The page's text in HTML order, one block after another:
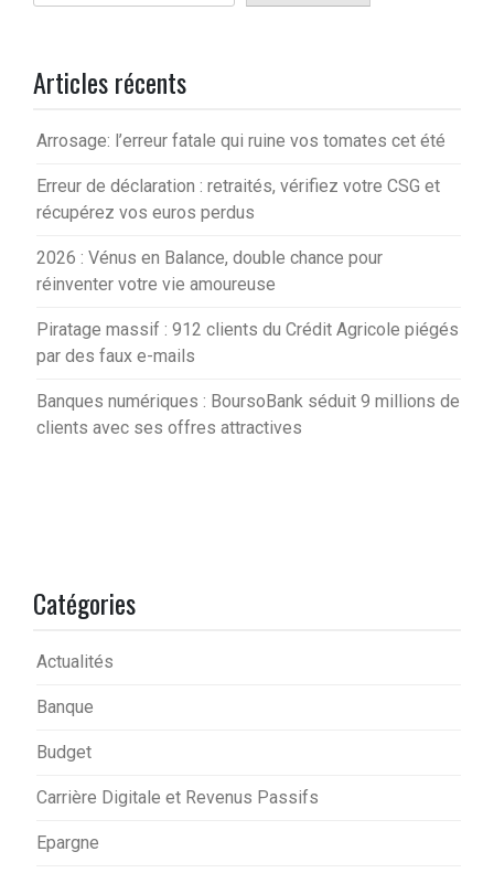
Articles récents
Arrosage: l’erreur fatale qui ruine vos tomates cet été
Erreur de déclaration : retraités, vérifiez votre CSG et
récupérez vos euros perdus
2026 : Vénus en Balance, double chance pour
réinventer votre vie amoureuse
Piratage massif : 912 clients du Crédit Agricole piégés
par des faux e-mails
Banques numériques : BoursoBank séduit 9 millions de
clients avec ses offres attractives
Catégories
Actualités
Banque
Budget
Carrière Digitale et Revenus Passifs
Epargne